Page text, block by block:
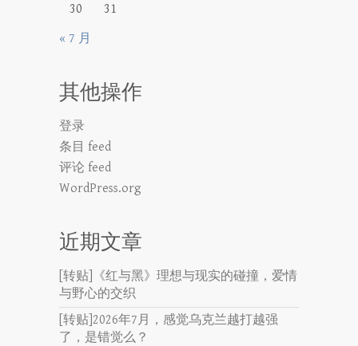
30
31
« 7 月
其他操作
登录
条目 feed
评论 feed
WordPress.org
近期文章
[转贴]《红与黑》理想与现实的碰撞，爱情
与野心的交织
[转贴]2026年7月，感觉乌克兰越打越强
了，是错觉么？